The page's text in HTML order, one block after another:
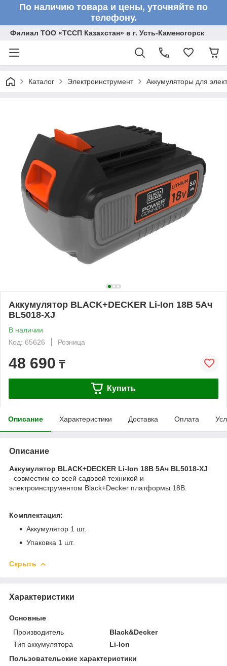
По наличию товара и цены, уточняйте по
телефону.
Филиал ТОО «ТССП Казахстан» в г. Усть-Каменогорск
Каталог Электроинструмент Аккумуляторы для
Аккумулятор BLACK+DECKER Li-Ion 18B 5Ач
BL5018-XJ
В наличии
Код: 65626
Розница
48 690 ₸
Купить
Описание Характеристики Доставка Оплата
Описание
Аккумулятор BLACK+DECKER Li-Ion 18B 5Ач BL5018-XJ
- совместим со всей садовой техникой и
электроинструментом Black+Decker платформы 18В.
Комплектация:
Аккумулятор 1 шт.
Упаковка 1 шт.
Скрыть
Характеристики
Основные
Производитель
Black&Decker
Тип аккумулятора
Li-Ion
Пользовательские характеристики